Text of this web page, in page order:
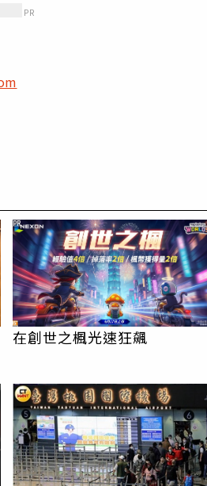
PR
在創世之楓光速狂飆
PR